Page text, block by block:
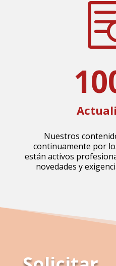
Nuestros
continuamente por
están activos
novedades y